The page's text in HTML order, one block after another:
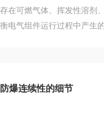
在可燃气体、挥发性溶剂
电气组件运行过程中产生
电气单元均通过防爆工艺改
需求。整套设备由防爆秤体
爆连续性的细节